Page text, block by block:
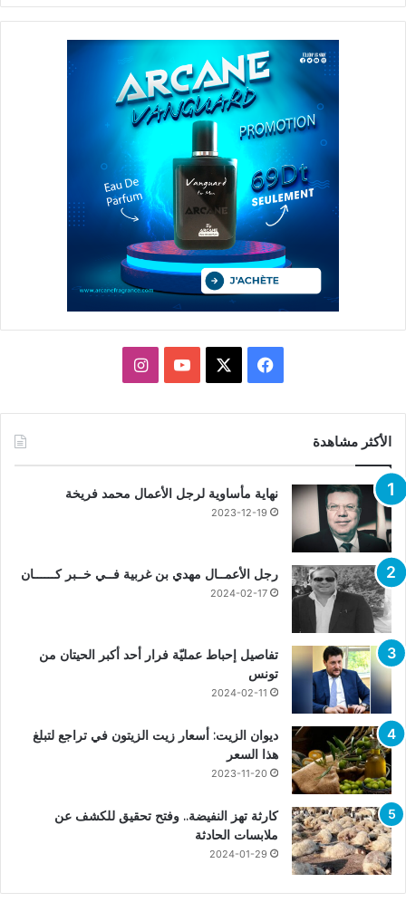
فيسبوك يوتيوبانستقرام
الأكثر مشاهدة
نهاية مأساوية لرجل الأعمال محمد فريخة
2023-12-19
رجل الأعمــال مهدي بن غربية فــي خــبر كــــــان
2024-02-17
تفاصيل إحباط عمليّة فرار أحد أكبر الحيتان من
تونس
2024-02-11
ديوان الزيت: أسعار زيت الزيتون في تراجع لتبلغ
هذا السعر
2023-11-20
كارثة تهز النفيضة.. وفتح تحقيق للكشف عن
ملابسات الحادثة
2024-01-29